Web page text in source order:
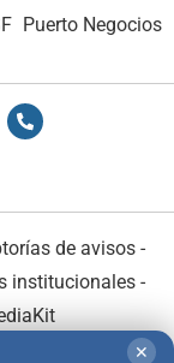
Puerto Negocios
de avisos -
institucionales-
✕